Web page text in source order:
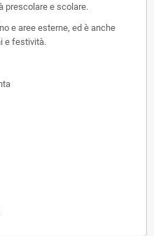
prescolare e scolare.
e aree esterne, ed è anche
e festività.